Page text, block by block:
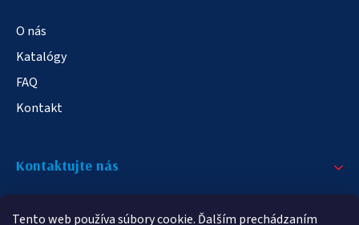
Tento web používa súbory cookie. Ďalším prechádzaním
O nás
Katalógy
FAQ
Kontakt
Kontaktujte nás